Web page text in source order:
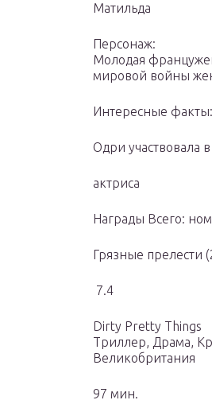
Матильда
Персонаж:
Молодая
мировой войны
Интересные факты:
Одри участвовала
актриса
Награды Всего:
Грязные прелести
7.4
Dirty Pretty Things
Триллер, Драма,
Великобритания
97 мин.